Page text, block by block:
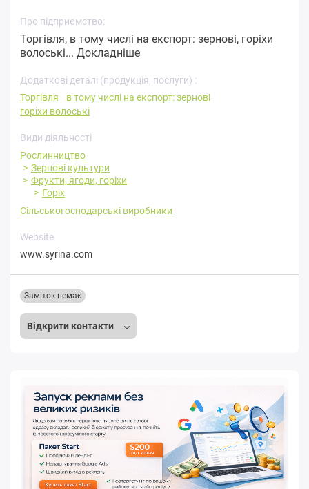
Про підприємство:
Торгівля, в тому числі на експорт: зернові, горіхи
волоські... Докладніше
Додаткові деталі (продукція, послуги) :
Торгівля
в тому числі на експорт: зернові
горіхи волоські
Види діяльності
Рослинництво
Зернові культури
Фрукти, ягоди, горіхи
Горіх
Сільськогосподарські виробники
Website
www.syrina.com
Відкрити контакти
Заміток немає